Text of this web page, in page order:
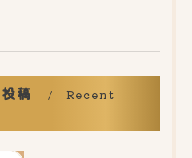
稿
Recent